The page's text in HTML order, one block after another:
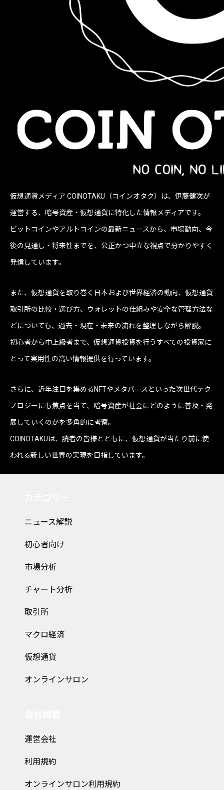
仮想通貨メディア COINOTAKU（コインオタク）は、伊藤健次が
運営する、暗号資産・仮想通貨に特化した情報メディアです。
ビットコインやアルトコインの最新ニュースから、市場動向、今
後の見通し・将来性までを、公正かつ中立な視点で分かりやすく
発信しています。
また、仮想通貨を取り巻く日本および世界経済の動向、仮想通貨
取引所の比較・選び方、ウォレットの仕組みや安全な管理方法な
どについても、過去・現在・未来の流れを整理しながら解説。
初心者から中上級者まで、仮想通貨投資を行うすべての投資家に
とって実用性の高い情報提供を行っています。
さらに、近年注目を集めるNFTやメタバースといった次世代テク
ノロジーにも焦点を当て、暗号資産が社会にどのように普及・発
展していくのかを多角的に考察。
COINOTAKUは、読者の皆様とともに、仮想通貨が当たり前に使
われる新しい世界の実現を目指しています。
ニュース解説
初心者向け
市場分析
チャート分析
取引所
マクロ経済
仮想通貨
オンラインサロン
運営会社
利用規約
オンラインサロン利用規約